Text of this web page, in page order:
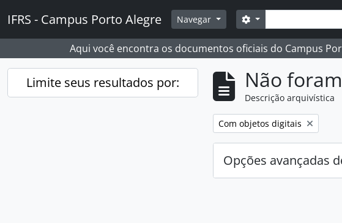
IFRS - Campus Porto Alegre Navegar Buscar
Opções de busca
Aqui você encontra os documentos oficiais do Campus
Limite seus resultados por: Não
Descrição arquivística
Remover filtro:
Com objetos digitais
Opções avançadas